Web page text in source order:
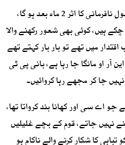
انہوں نے کہا کہ وقاص اکرم کہہ رہے تھے سول نافرمانی کا اثر 2 ماہ بعد ہو گا،
ہیں، کوئی بھی شعور رکھنے والا
میں تھے تو بار بار کہتے تھے
آر او مانگا جا رہا ہے، بانی پی ٹی
جا کر مجھے رہا کروائیں۔
اے سی اور کھانا بند کرواتا تھا،
نہیں جاتے، قوم کے بچے غلیلیں